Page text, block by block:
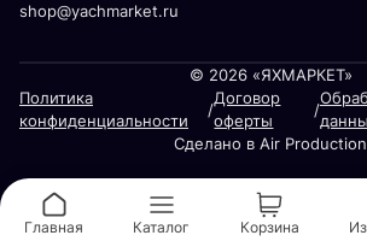
shop@yachmarket.ru
© 2026 «ЯХМАРКЕТ»
Политика
конфиденциальности
/
Договор
оферты
/
Сделано в Air Production
Главная Каталог Корзина